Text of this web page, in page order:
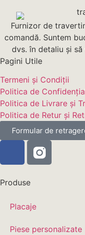
Furnizor de
comandă. Suntem
dvs. în detaliu și
Pagini Utile
Termeni și Condiții
Politica de
Politica de Livrare și
Politica de Retur și
Formular de
Produse
Placaje
Piese personalizate